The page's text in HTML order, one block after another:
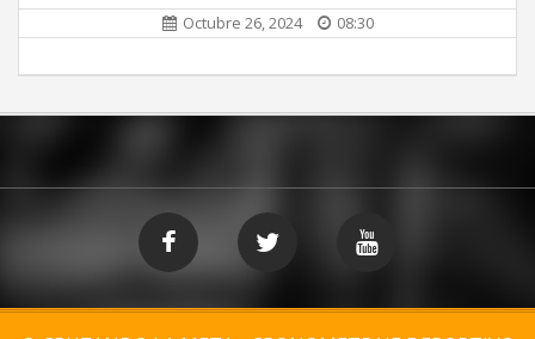
Octubre 26, 2024 08:30